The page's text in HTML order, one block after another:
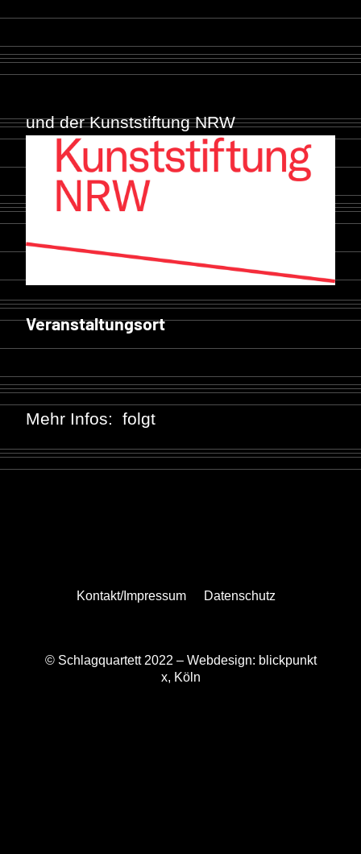
und der Kunststiftung NRW
Veranstaltungsort
Mehr Infos:folgt
Kontakt/Impressum Datenschutz
© Schlagquartett 2022 – Webdesign: blickpunkt
x, Köln